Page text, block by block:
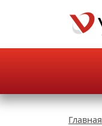
Главная